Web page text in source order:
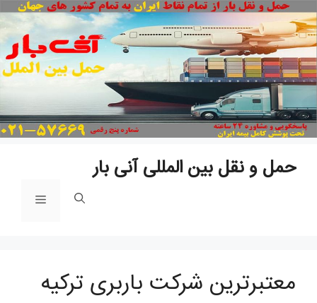
حمل و نقل بین المللی آنی بار
فهرست
معتبرترین شرکت باربری ترکیه